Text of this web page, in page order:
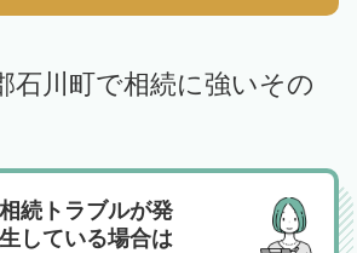
石川町で相続に強いその
相続トラブルが発
生している場合は